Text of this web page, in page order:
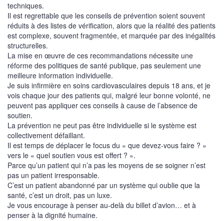
techniques.
Il est regrettable que les conseils de prévention soient souvent
réduits à des listes de vérification, alors que la réalité des patients
est complexe, souvent fragmentée, et marquée par des inégalités
structurelles.
La mise en œuvre de ces recommandations nécessite une
réforme des politiques de santé publique, pas seulement une
meilleure information individuelle.
Je suis infirmière en soins cardiovasculaires depuis 18 ans, et je
vois chaque jour des patients qui, malgré leur bonne volonté, ne
peuvent pas appliquer ces conseils à cause de l’absence de
soutien.
La prévention ne peut pas être individuelle si le système est
collectivement défaillant.
Il est temps de déplacer le focus du « que devez-vous faire ? »
vers le « quel soutien vous est offert ? ».
Parce qu’un patient qui n’a pas les moyens de se soigner n’est
pas un patient irresponsable.
C’est un patient abandonné par un système qui oublie que la
santé, c’est un droit, pas un luxe.
Je vous encourage à penser au-delà du billet d’avion… et à
penser à la dignité humaine.